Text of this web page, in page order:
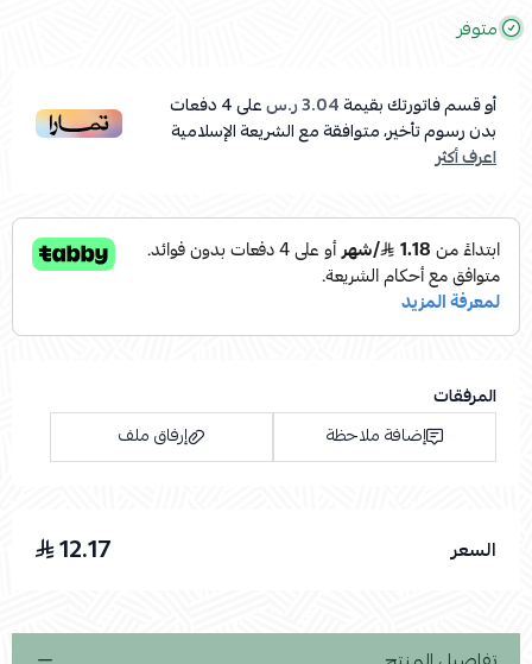
متوفر
أو قسم فاتورتك بقيمة3.04 ر.س على4دفعات
بدون رسوم تأخير، متوافقة مع الشريعة الإسلامية
اعرف أكثر
المرفقات
إضافة ملاحظة
إرفاق ملف
السعر 12.17